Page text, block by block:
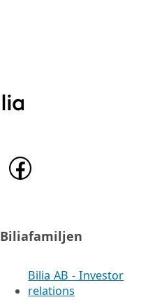
Biliafamiljen
Bilia AB - Investor
relations